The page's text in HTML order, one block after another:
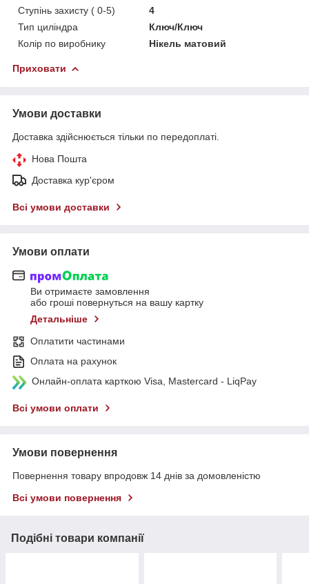
Ступінь захисту ( 0-5)
4
Тип циліндра
Ключ/Ключ
Колір по виробнику
Нікель матовий
Приховати
Умови доставки
Доставка здійснюється тільки по передоплаті.
Нова Пошта
Доставка кур'єром
Всі умови доставки
Умови оплати
Ви отримаєте замовлення
або гроші повернуться на вашу картку
Детальніше
Оплатити частинами
Оплата на рахунок
Онлайн-оплата карткою Visa, Mastercard - LiqPay
Всі умови оплати
Умови повернення
Повернення товару впродовж 14 днів за домовленістю
Всі умови повернення
Подібні товари компанії